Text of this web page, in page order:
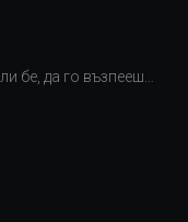
бе, да го възпееш…